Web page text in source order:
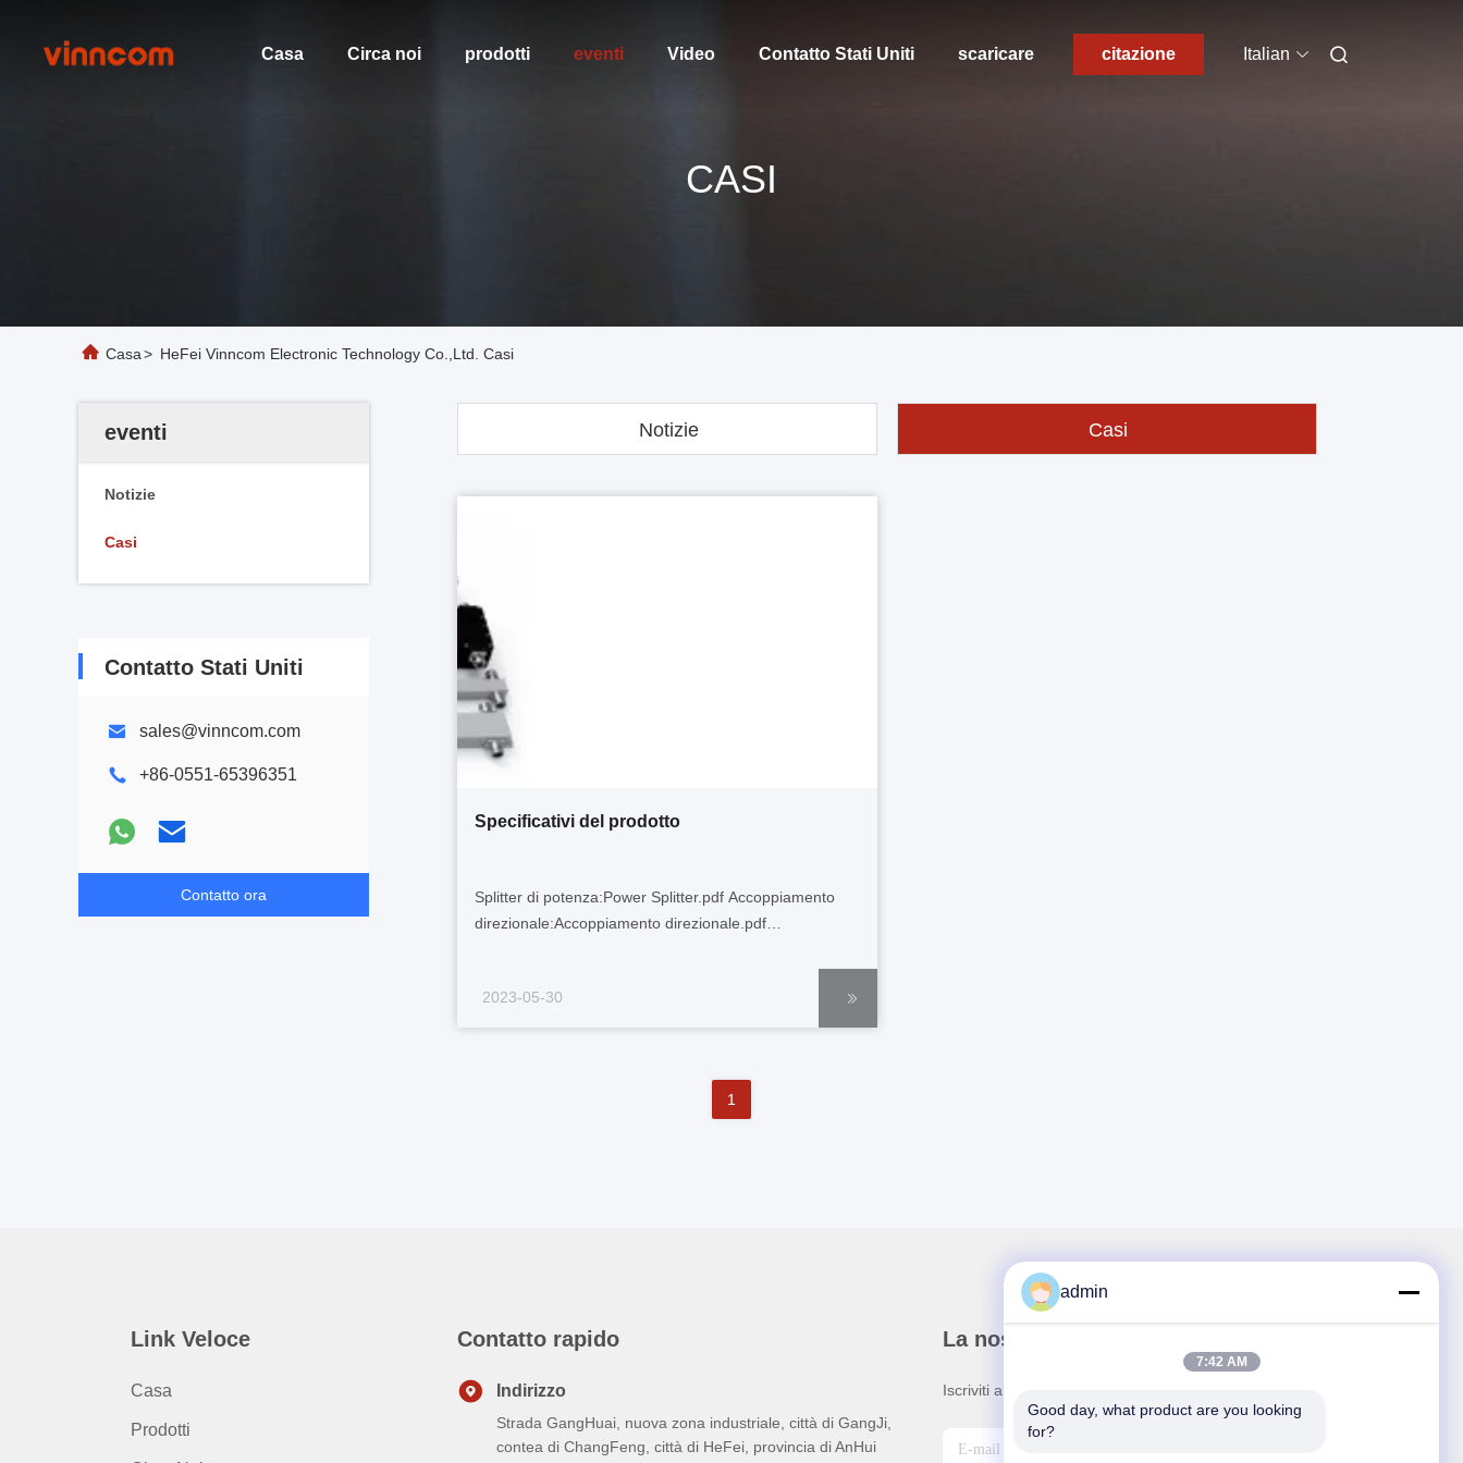
Casa Circa noi prodotti eventi Video Contatto Stati Uniti scaricare citazione Italian
CASI
Casa> HeFei Vinncom Electronic Technology Co.,Ltd. Casi
eventi
Notizie
Casi
Contatto Stati Uniti
sales@vinncom.com
+86-0551-65396351
Contatto ora
Notizie Casi
Specificativi del prodotto
Splitter di potenza:Power Splitter.pdf Accoppiamento
direzionale:Accoppiamento direzionale.pdf
Attenuatore:Attenuatore.pdf Carico falso:Carico
2023-05-30
1
Link Veloce
Casa
Prodotti
Contatto rapido
Indirizzo
Strada GangHuai, nuova zona industriale, città di GangJi,
contea di ChangFeng, città di HeFei, provincia di AnHui
La nostra newsletter
Iscriviti alla nostra newsletter per sconti e altro.
admin
7:42 AM
Good day, what product are you looking
for?